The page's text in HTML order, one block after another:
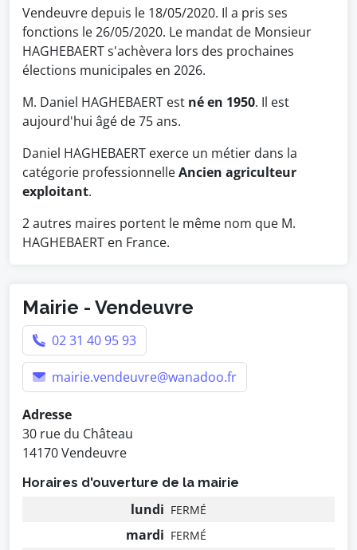
Vendeuvre depuis le 18/05/2020. Il a pris ses
fonctions le 26/05/2020. Le mandat de Monsieur
HAGHEBAERT s'achèvera lors des prochaines
élections municipales en 2026.
M. Daniel HAGHEBAERT est né en 1950. Il est
aujourd'hui âgé de 75 ans.
Daniel HAGHEBAERT exerce un métier dans la
catégorie professionnelleAncien agriculteur
exploitant.
2 autres maires portent le même nom que M.
HAGHEBAERT en France.
Mairie - Vendeuvre
02 31 40 95 93
mairie.vendeuvre@wanadoo.fr
Adresse
30 rue du Château
14170 Vendeuvre
Horaires d'ouverture de la mairie
lundi FERMÉ
mardi FERMÉ